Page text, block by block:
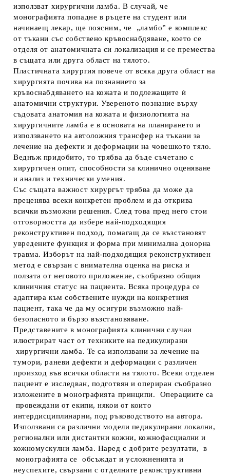
използват хирургични ламба. В случай, че
монографията попадне в ръцете на студент или
начинаещ лекар, ще поясним, че „ламбо” е комплекс
от тъкани със собствено кръвоснабдяване, което се
отделя от анатомичната си локализация и се премества
в същата или друга област на тялото.
Пластичната хирургия повече от всяка друга област на
хирургията почива на познанието за
кръвоснабдяването на кожата и подлежащите ѝ
анатомични структури. Увереното познание върху
съдовата анатомия на кожата и физиологията на
хирургичните ламба е в основата на планирането и
използването на автоложния трансфер на тъкани за
лечение на дефекти и деформации на човешкото тяло.
Веднъж придобито, то трябва да бъде съчетано с
хирургичен опит, способности за клинично оценяване
и анализ и технически умения.
Със същата важност хирургът трябва да може да
преценява всеки конкретен проблем и да открива
всички възможни решения. След това пред него стои
отговорността да избере най-подходящия
реконструктивен подход, помагащ да се възстановят
увредените функция и форма при минимална донорна
травма. Изборът на най-подходящия реконструктивен
метод е свързан с внимателна оценка на риска и
ползата от неговото приложение, съобразно общия
клиничния статус на пациента. Всяка процедура се
адаптира към собствените нужди на конкретния
пациент, така че да му осигури възможно най-
безопасното и бързо възстановяване.
Представените в монографията клинични случаи
илюстрират част от техниките на педикулирани
хирургични ламба. Те са използвани за лечение на
тумори, раневи дефекти и деформации с различен
произход във всички области на тялото. Всеки отделен
пациент е изследван, подготвян и опериран съобразно
изложените в монографията принципи. Операциите са
провеждани от екипи, някои от които
интердисциплинарни, под ръководството на автора.
Използвани са различни модели педикулирани локални,
регионални или дистантни кожни, кожнофасциални и
кожномускулни ламба. Наред с добрите резултати, в
монографията се обсъждат и усложненията и
неуспехите, свързани с отделните реконструктивни